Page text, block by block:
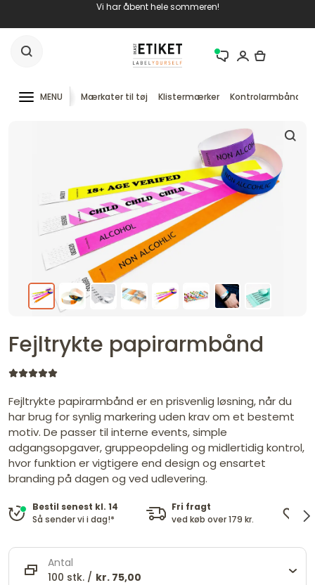
Vi har åbent hele sommeren!
MENU Mærkater til tøj Klistermærker Kontrolarmbånd
Fejltrykte papirarmbånd
Fejltrykte papirarmbånd er en prisvenlig løsning, når du
har brug for synlig markering uden krav om et bestemt
motiv. De passer til interne events, simple
adgangsopgaver, gruppeopdeling og midlertidig kontrol,
hvor funktion er vigtigere end design og ensartet
branding på dagen og ved udlevering.
Bestil senest kl. 14
Så sender vi i dag!*
Fri fragt
ved køb over 179 kr.
Antal
100 stk. / kr. 75,00